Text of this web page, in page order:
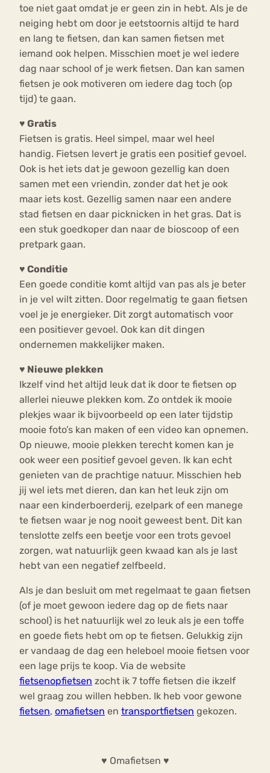
toe niet gaat omdat je er geen zin in hebt. Als je de
neiging hebt om door je eetstoornis altijd te hard
en lang te fietsen, dan kan samen fietsen met
iemand ook helpen. Misschien moet je wel iedere
dag naar school of je werk fietsen. Dan kan samen
fietsen je ook motiveren om iedere dag toch (op
tijd) te gaan.
♥ Gratis
Fietsen is gratis. Heel simpel, maar wel heel
handig. Fietsen levert je gratis een positief gevoel.
Ook is het iets dat je gewoon gezellig kan doen
samen met een vriendin, zonder dat het je ook
maar iets kost. Gezellig samen naar een andere
stad fietsen en daar picknicken in het gras. Dat is
een stuk goedkoper dan naar de bioscoop of een
pretpark gaan.
♥ Conditie
Een goede conditie komt altijd van pas als je beter
in je vel wilt zitten. Door regelmatig te gaan fietsen
voel je je energieker. Dit zorgt automatisch voor
een positiever gevoel. Ook kan dit dingen
ondernemen makkelijker maken.
♥ Nieuwe plekken
Ikzelf vind het altijd leuk dat ik door te fietsen op
allerlei nieuwe plekken kom. Zo ontdek ik mooie
plekjes waar ik bijvoorbeeld op een later tijdstip
mooie foto’s kan maken of een video kan opnemen.
Op nieuwe, mooie plekken terecht komen kan je
ook weer een positief gevoel geven. Ik kan echt
genieten van de prachtige natuur. Misschien heb
jij wel iets met dieren, dan kan het leuk zijn om
naar een kinderboerderij, ezelpark of een manege
te fietsen waar je nog nooit geweest bent. Dit kan
tenslotte zelfs een beetje voor een trots gevoel
zorgen, wat natuurlijk geen kwaad kan als je last
hebt van een negatief zelfbeeld.
Als je dan besluit om met regelmaat te gaan fietsen
(of je moet gewoon iedere dag op de fiets naar
school) is het natuurlijk wel zo leuk als je een toffe
en goede fiets hebt om op te fietsen. Gelukkig zijn
er vandaag de dag een heleboel mooie fietsen voor
een lage prijs te koop. Via de website
fietsenopfietsen zocht ik 7 toffe fietsen die ikzelf
wel graag zou willen hebben. Ik heb voor gewone
fietsen, omafietsen en transportfietsen gekozen.
♥ Omafietsen ♥